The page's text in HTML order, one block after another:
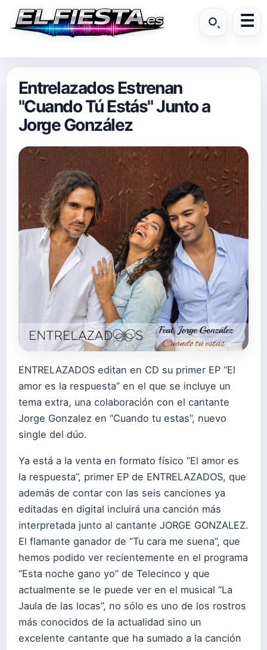
Entrelazados Estrenan
"Cuando Tú Estás" Junto a
Jorge González
ENTRELAZADOS editan en CD su primer EP “El
amor es la respuesta” en el que se incluye un
tema extra, una colaboración con el cantante
Jorge Gonzalez en “Cuando tu estas”, nuevo
single del dúo.
Ya está a la venta en formato físico “El amor es
la respuesta”, primer EP de ENTRELAZADOS, que
además de contar con las seis canciones ya
editadas en digital incluirá una canción más
interpretada junto al cantante JORGE GONZALEZ.
El flamante ganador de “Tu cara me suena”, que
hemos podido ver recientemente en el programa
“Esta noche gano yo” de Telecinco y que
actualmente se le puede ver en el musical “La
Jaula de las locas”, no sólo es uno de los rostros
más conocidos de la actualidad sino un
excelente cantante que ha sumado a la canción